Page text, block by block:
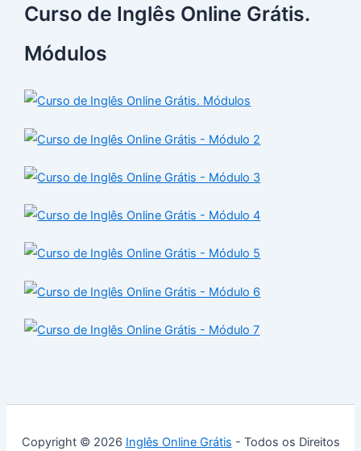
Curso de Inglês Online Grátis.
Módulos
Copyright © 2026 Inglês Online Grátis - Todos os Direitos